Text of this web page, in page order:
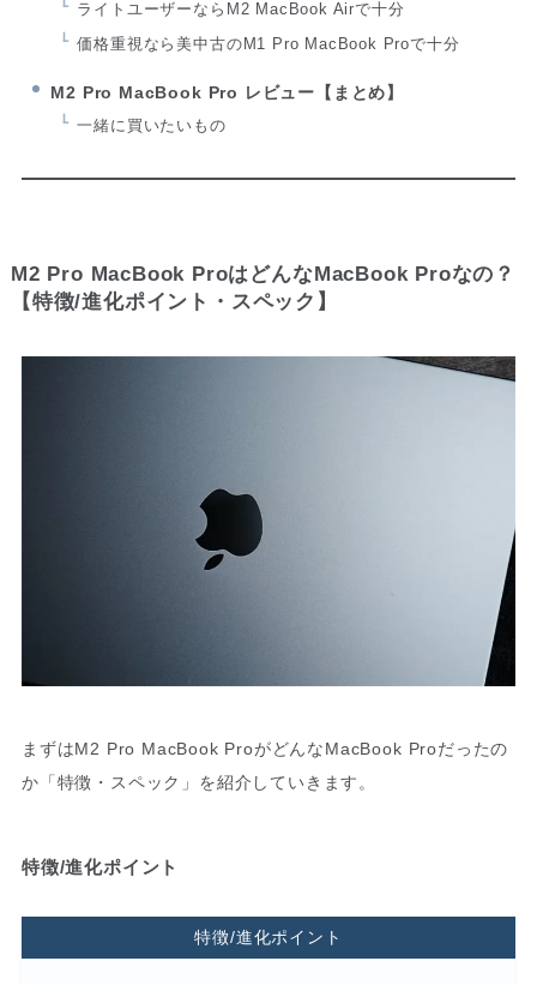
ライトユーザーならM2 MacBook Airで十分
価格重視なら美中古のM1 Pro MacBook Proで十分
M2 Pro MacBook Pro レビュー【まとめ】
一緒に買いたいもの
M2 Pro MacBook ProはどんなMacBook Proなの？
【特徴/進化ポイント・スペック】
まずはM2 Pro MacBook ProがどんなMacBook Proだったの
か「特徴・スペック」を紹介していきます。
特徴/進化ポイント
特徴/進化ポイント